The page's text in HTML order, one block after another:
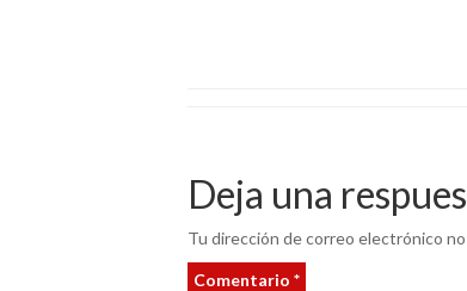
Deja una
Tu dirección de correo electrónico no
Comentario *